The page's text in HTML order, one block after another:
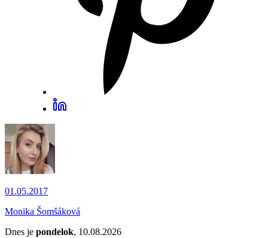
01.05.2017
Monika Šomšáková
Dnes je pondelok, 10.08.2026